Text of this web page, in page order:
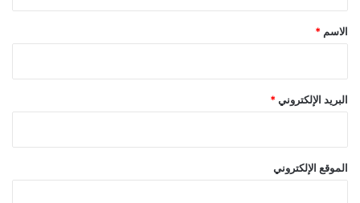
*
الاسم *
البريد الإلكتروني *
الموقع الإلكتروني